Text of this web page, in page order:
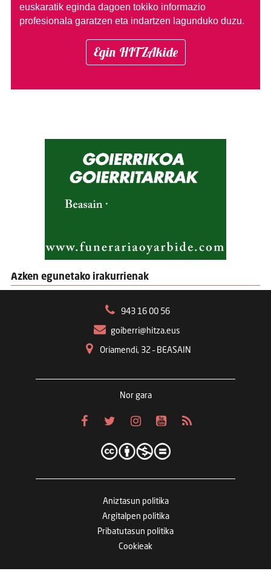
euskaratik eginda dagoen tokiko informazio
profesionala garatzen eta indartzen lagunduko duzu.
Egin HITZAkide
Azken egunetako irakurrienak
943 16 00 56
goiberri@hitza.eus
Oriamendi, 32 – BEASAIN
Nor gara
Aniztasun politika
Argitalpen politika
Pribatutasun politika
Cookieak